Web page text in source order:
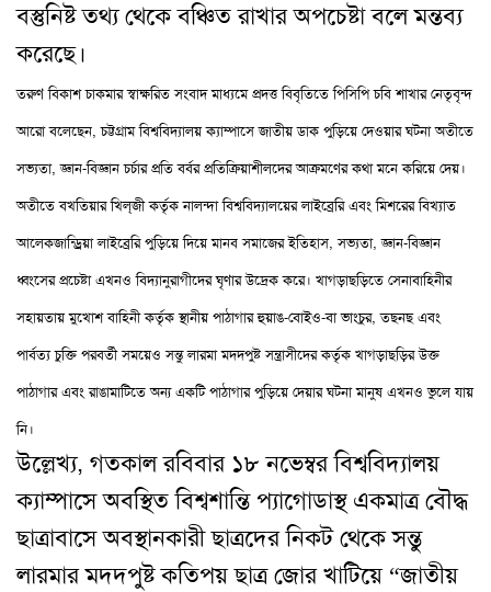
বস্তুনিষ্ট তথ্য থেকে বঞ্চিত রাখার অপচেষ্টা বলে মন্তব্য
করেছে।
তরুণ বিকাশ চাকমার স্বাক্ষরিত সংবাদ মাধ্যমে প্রদত্ত বিবৃতিতে পিসিপি চবি শাখার নেতৃবৃন্দ
আরো বলেছেন,চট্টগ্রাম বিশ্ববিদ্যালয় ক্যাম্পাসে জাতীয় ডাক পুড়িয়ে দেওয়ার ঘটনা অতীতে
সভ্যতা,জ্ঞান-বিজ্ঞান চর্চার প্রতি বর্বর প্রতিক্রিয়াশীলদের আক্রমণের কথা মনে করিয়ে দেয়।
অতীতে বখতিয়ার খিল্‌জী কর্তৃক নালন্দা বিশ্ববিদ্যালয়ের লাইব্রেরি এবং মিশরের বিখ্যাত
আলেকজান্ড্রিয়া লাইব্রেরি পুড়িয়ে দিয়ে মানব সমাজের ইতিহাস,সভ্যতা,জ্ঞান-বিজ্ঞান
ধ্বংসের প্রচেষ্টা এখনও বিদ্যানুরাগীদের ঘৃণার উদ্রেক করে। খাগড়াছড়িতে সেনাবাহিনীর
সহায়তায় মুখোশ বাহিনী কর্তৃক স্থানীয় পাঠাগার হুয়াঙ-বোইও-বা ভাংচুর,তছনছ এবং
পার্বত্য চুক্তি পরবর্তী সময়েও সন্তু লারমা মদদপুষ্ট সন্ত্রাসীদের কর্তৃক খাগড়াছড়ির উক্ত
পাঠাগার এবং রাঙামাটিতে অন্য একটি পাঠাগার পুড়িয়ে দেয়ার ঘটনা মানুষ এখনও ভুলে যায়
নি।
উল্লেখ্য, গতকাল রবিবার ১৮ নভেম্বর বিশ্ববিদ্যালয়
ক্যাম্পাসে অবস্থিত বিশ্বশান্তি প্যাগোডাস্থ একমাত্র বৌদ্ধ
ছাত্রাবাসে অবস্থানকারী ছাত্রদের নিকট থেকে সন্তু
লারমার মদদপুষ্ট কতিপয় ছাত্র জোর খাটিয়ে “জাতীয়